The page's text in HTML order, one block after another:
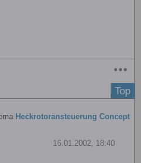
Top
Heckrotoransteuerung Concept
16.01.2002, 18:40